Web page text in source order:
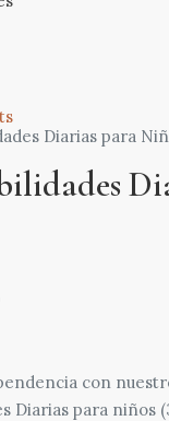
Diarias para
con
Diarias para niños